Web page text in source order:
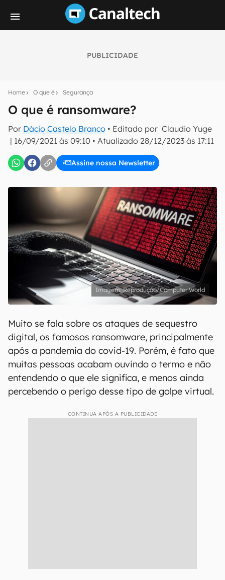
PUBLICIDADE
Home O que é Segurança
O que é ransomware?
Por Dácio Castelo Branco • Editado por Claudio Yuge
| 16/09/2021 às 09:10 • Atualizado 28/12/2023 às 17:11
Assine nossa Newsletter
notícias e reviews sobre tecnologia em primeira
E-mail
inscreva-se
Confirmo que li, aceito e concordo com os Termos de
Uso e Política de Privacidade do Canaltech.
Reprodução/Computer World
Muito se fala sobre os ataques de sequestro
digital, os famosos ransomware, principalmente
após a pandemia do covid-19. Porém, é fato que
muitas pessoas acabam ouvindo o termo e não
entendendo o que ele significa, e menos ainda
percebendo o perigo desse tipo de golpe virtual.
CONTINUA APÓS A PUBLICIDADE